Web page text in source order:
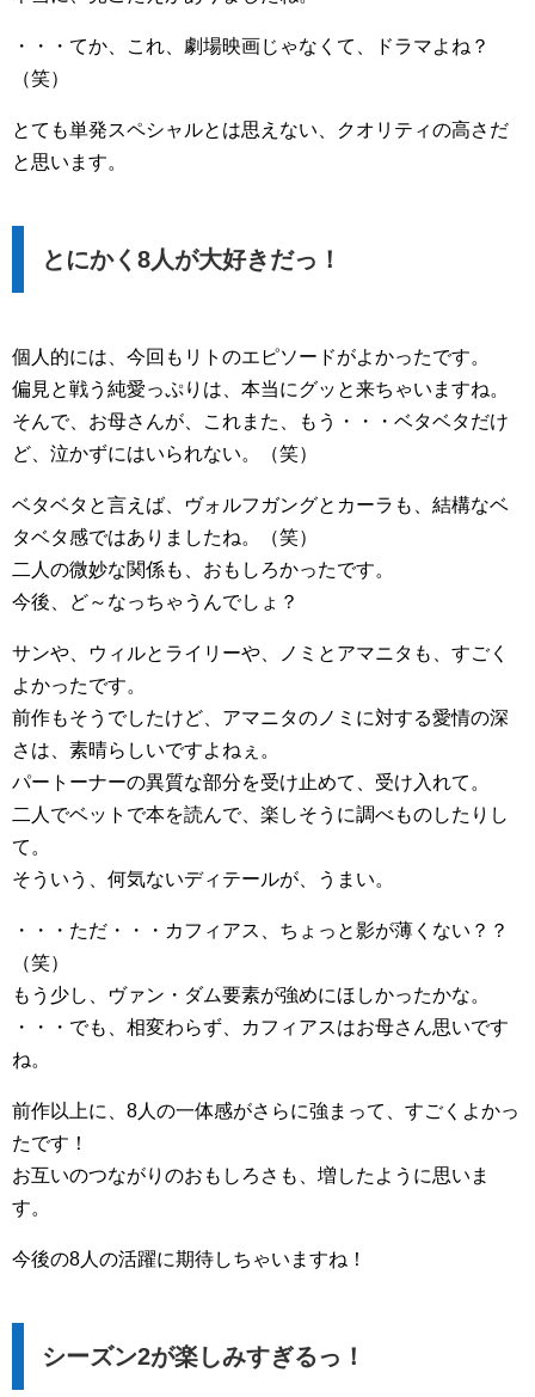
・・・てか、これ、劇場映画じゃなくて、ドラマよね？
（笑）
とても単発スペシャルとは思えない、クオリティの高さだ
と思います。
とにかく8人が大好きだっ！
個人的には、今回もリトのエピソードがよかったです。
偏見と戦う純愛っぷりは、本当にグッと来ちゃいますね。
そんで、お母さんが、これまた、もう・・・ベタベタだけ
ど、泣かずにはいられない。（笑）
ベタベタと言えば、ヴォルフガングとカーラも、結構なベ
タベタ感ではありましたね。（笑）
二人の微妙な関係も、おもしろかったです。
今後、ど～なっちゃうんでしょ？
サンや、ウィルとライリーや、ノミとアマニタも、すごく
よかったです。
前作もそうでしたけど、アマニタのノミに対する愛情の深
さは、素晴らしいですよねぇ。
パートーナーの異質な部分を受け止めて、受け入れて。
二人でベットで本を読んで、楽しそうに調べものしたりし
て。
そういう、何気ないディテールが、うまい。
・・・ただ・・・カフィアス、ちょっと影が薄くない？？
（笑）
もう少し、ヴァン・ダム要素が強めにほしかったかな。
・・・でも、相変わらず、カフィアスはお母さん思いです
ね。
前作以上に、8人の一体感がさらに強まって、すごくよかっ
たです！
お互いのつながりのおもしろさも、増したように思いま
す。
今後の8人の活躍に期待しちゃいますね！
シーズン2が楽しみすぎるっ！